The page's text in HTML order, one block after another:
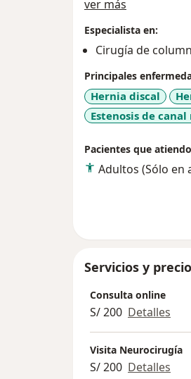
vertebral lumbar y
ver más
Especialista en:
Cirugía de
Principales
Hernia discal
Estenosis de
Pacientes que atiendo
Adultos (Sólo en
Servicios y
Consulta online
S/ 200 Detalles
Visita Neurocirugía
S/ 200 Detalles